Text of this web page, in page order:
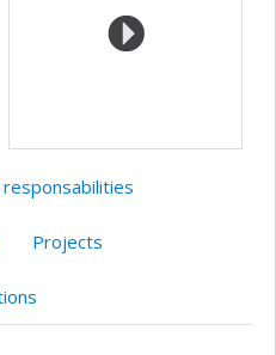
Projects